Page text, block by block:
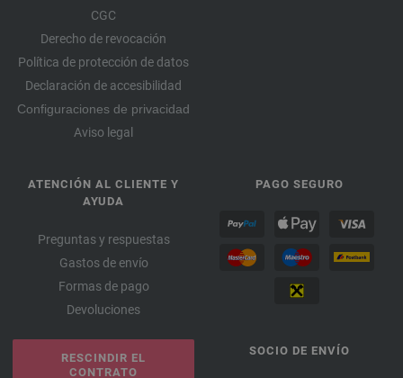
CGC
Derecho de revocación
Política de protección de datos
Declaración de accesibilidad
Configuraciones de privacidad
Aviso legal
ATENCIÓN AL CLIENTE Y
AYUDA
Preguntas y respuestas
Gastos de envío
Formas de pago
Devoluciones
RESCINDIR EL
CONTRATO
PAGO SEGURO
SOCIO DE ENVÍO